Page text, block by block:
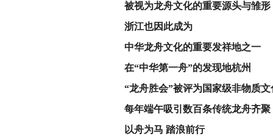
被视为‌龙舟文化的重要源头与雏形
浙江也因此成为
中华龙舟文化的重要发祥地之一
在“中华第一舟”的发现地杭州
“龙舟胜会”被评为国家级非物质文
每年端午吸引数百条传统龙舟齐聚
以舟为马 踏浪前行